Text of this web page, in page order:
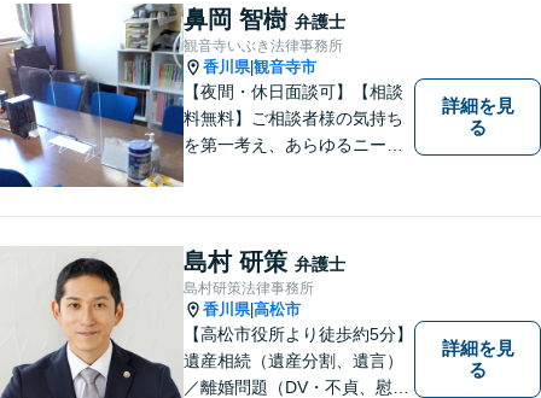
鼻岡 智樹 弁護士
観音寺いぶき法律事務所
香川県|観音寺市
【夜間・休日面談可】【相談
料無料】ご相談者様の気持ち
を第一考え、あらゆるニーズ
の問題解決のサポートをさせ
ていただきます。ご相談は無
料ですので、お気軽にご相談
ください。
詳細を見
る
島村 研策 弁護士
島村研策法律事務所
香川県|高松市
【高松市役所より徒歩約5分】
遺産相続（遺産分割、遺言）
／離婚問題（DV・不貞、慰謝
詳細を見
る